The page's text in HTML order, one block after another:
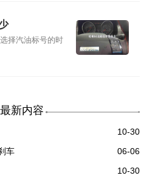
择汽油标号的时
最新内容
10-30
车
06-06
10-30